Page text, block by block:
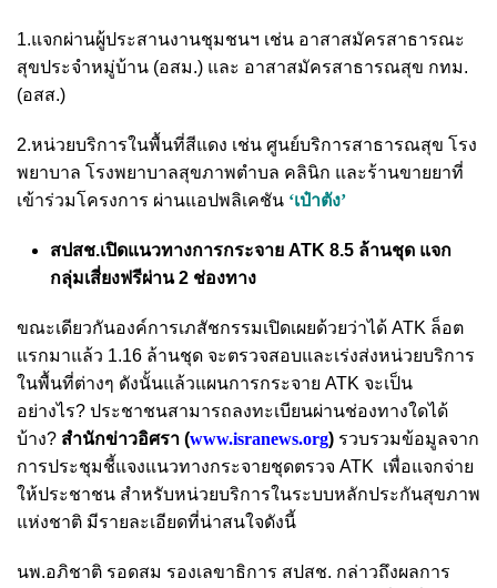
1.แจกผ่านผู้ประสานงานชุมชนฯ เช่น อาสาสมัครสาธารณะ
สุขประจำหมู่บ้าน (อสม.) และ อาสาสมัครสาธารณสุข กทม.
(อสส.)
2.หน่วยบริการในพื้นที่สีแดง เช่น ศูนย์บริการสาธารณสุข โรง
พยาบาล โรงพยาบาลสุขภาพตำบล คลินิก และร้านขายยาที่
เข้าร่วมโครงการ ผ่านแอปพลิเคชัน ‘เป๋าตัง’
สปสช.เปิดแนวทางการกระจาย ATK 8.5 ล้านชุด แจก
กลุ่มเสี่ยงฟรีผ่าน 2 ช่องทาง
ขณะเดียวกันองค์การเภสัชกรรมเปิดเผยด้วยว่าได้ ATK ล็อต
แรกมาแล้ว 1.16 ล้านชุด จะตรวจสอบและเร่งส่งหน่วยบริการ
ในพื้นที่ต่างๆ ดังนั้นแล้วแผนการกระจาย ATK จะเป็น
อย่างไร? ประชาชนสามารถลงทะเบียนผ่านช่องทางใดได้
บ้าง? สำนักข่าวอิศรา (www.isranews.org) รวบรวมข้อมูลจาก
การประชุมชี้แจงแนวทางกระจายชุดตรวจ ATK เพื่อแจกจ่าย
ให้ประชาชน สำหรับหน่วยบริการในระบบหลักประกันสุขภาพ
แห่งชาติ มีรายละเอียดที่น่าสนใจดังนี้
นพ.อภิชาติ รอดสม รองเลขาธิการ สปสช. กล่าวถึงผลการ